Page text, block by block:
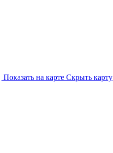
Показать на карте Скрыть карту